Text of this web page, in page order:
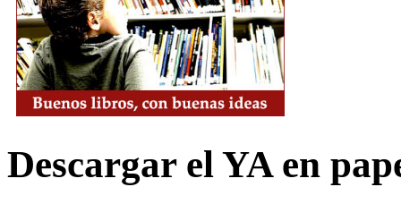
Descargar el YA en